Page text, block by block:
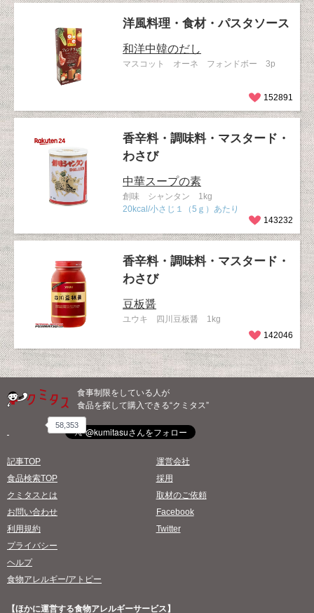
洋風料理・食材・パスタソース
和洋中韓のだし
マスコット オーネ フォンドボー 3p
152891
香辛料・調味料・マスタード・
わさび
中華スープの素
創味 シャンタン 1kg
20kcal/小さじ１（5ｇ）あたり
143232
香辛料・調味料・マスタード・
わさび
豆板醤
ユウキ 四川豆板醤 1kg
142046
食事制限をしている人が
食品を探して購入できる“クミタス”
58,353
記事TOP
食品検索TOP
クミタスとは
お問い合わせ
利用規約
プライバシー
ヘルプ
食物アレルギー/アトピー
運営会社
採用
取材のご依頼
Facebook
Twitter
【ほかに運営する食物アレルギーサービス】